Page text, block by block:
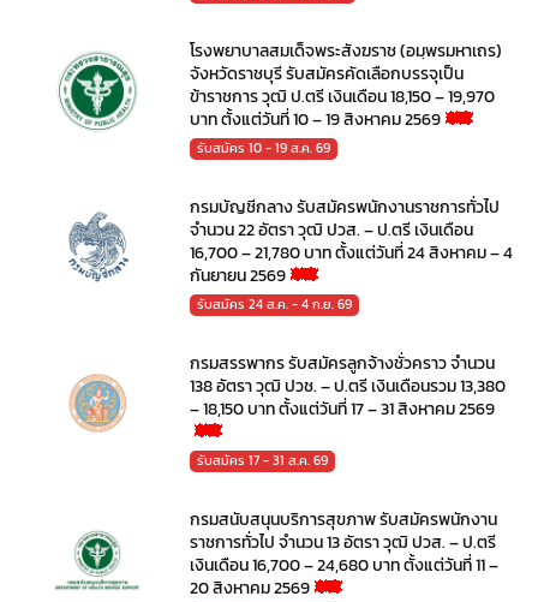
โรงพยาบาลสมเด็จพระสังฆราช (อมฺพรมหาเถร)
จังหวัดราชบุรี รับสมัครคัดเลือกบรรจุเป็น
ข้าราชการ วุฒิ ป.ตรี เงินเดือน 18,150 – 19,970
บาท ตั้งแต่วันที่ 10 – 19 สิงหาคม 2569
รับสมัคร 10 - 19 ส.ค. 69
กรมบัญชีกลาง รับสมัครพนักงานราชการทั่วไป
จำนวน 22 อัตรา วุฒิ ปวส. – ป.ตรี เงินเดือน
16,700 – 21,780 บาท ตั้งแต่วันที่ 24 สิงหาคม – 4
กันยายน 2569
รับสมัคร 24 ส.ค. - 4 ก.ย. 69
กรมสรรพากร รับสมัครลูกจ้างชั่วคราว จำนวน
138 อัตรา วุฒิ ปวช. – ป.ตรี เงินเดือนรวม 13,380
– 18,150 บาท ตั้งแต่วันที่ 17 – 31 สิงหาคม 2569
รับสมัคร 17 - 31 ส.ค. 69
กรมสนับสนุนบริการสุขภาพ รับสมัครพนักงาน
ราชการทั่วไป จำนวน 13 อัตรา วุฒิ ปวส. – ป.ตรี
เงินเดือน 16,700 – 24,680 บาท ตั้งแต่วันที่ 11 –
20 สิงหาคม 2569